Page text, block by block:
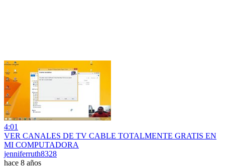
4:01
VER CANALES DE TV CABLE TOTALMENTE GRATIS EN
MI COMPUTADORA
jenniferruth8328
hace 8 años